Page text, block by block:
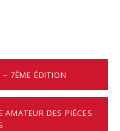
– 7ÈME ÉDITION
AMATEUR DES PIÈCES